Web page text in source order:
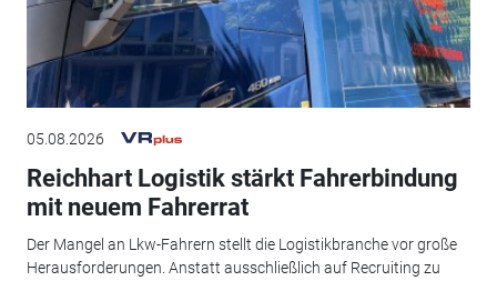
05.08.2026
Reichhart Logistik stärkt Fahrerbindung
mit neuem Fahrerrat
Der Mangel an Lkw-Fahrern stellt die Logistikbranche vor große
Herausforderungen. Anstatt ausschließlich auf Recruiting zu